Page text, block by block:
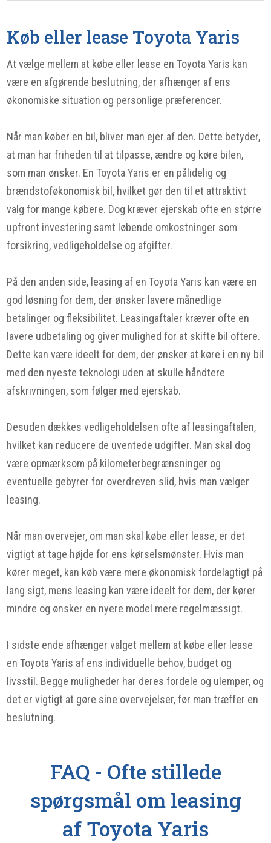
Køb eller lease Toyota Yaris
At vælge mellem at købe eller lease en Toyota Yaris kan
være en afgørende beslutning, der afhænger af ens
økonomiske situation og personlige præferencer.
Når man køber en bil, bliver man ejer af den. Dette betyder,
at man har friheden til at tilpasse, ændre og køre bilen,
som man ønsker. En Toyota Yaris er en pålidelig og
brændstoføkonomisk bil, hvilket gør den til et attraktivt
valg for mange købere. Dog kræver ejerskab ofte en større
upfront investering samt løbende omkostninger som
forsikring, vedligeholdelse og afgifter.
På den anden side, leasing af en Toyota Yaris kan være en
god løsning for dem, der ønsker lavere månedlige
betalinger og fleksibilitet. Leasingaftaler kræver ofte en
lavere udbetaling og giver mulighed for at skifte bil oftere.
Dette kan være ideelt for dem, der ønsker at køre i en ny bil
med den nyeste teknologi uden at skulle håndtere
afskrivningen, som følger med ejerskab.
Desuden dækkes vedligeholdelsen ofte af leasingaftalen,
hvilket kan reducere de uventede udgifter. Man skal dog
være opmærksom på kilometerbegrænsninger og
eventuelle gebyrer for overdreven slid, hvis man vælger
leasing.
Når man overvejer, om man skal købe eller lease, er det
vigtigt at tage højde for ens kørselsmønster. Hvis man
kører meget, kan køb være mere økonomisk fordelagtigt på
lang sigt, mens leasing kan være ideelt for dem, der kører
mindre og ønsker en nyere model mere regelmæssigt.
I sidste ende afhænger valget mellem at købe eller lease
en Toyota Yaris af ens individuelle behov, budget og
livsstil. Begge muligheder har deres fordele og ulemper, og
det er vigtigt at gøre sine overvejelser, før man træffer en
beslutning.
FAQ - Ofte stillede
spørgsmål om leasing
af Toyota Yaris